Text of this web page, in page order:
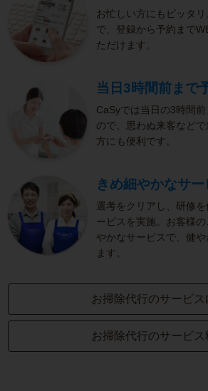
お忙しい方にもピッタ
で、登録から予約まで
ただけます。
当日3時間前まで
CaSyでは当日の3時間
ので、思わぬ来客など
方にも便利です。
きめ細やかなサー
選考をクリアし、研修
ービスを実施。お客様
やかなサービスで、健
ます。
お掃除代行のサービス
お掃除代行のサービス